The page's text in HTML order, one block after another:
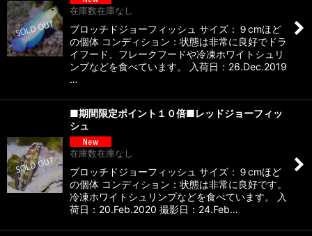
在庫数在庫なし
ブロッチドジョーフィッシュ サイズ：９cmほど
の個体 コンディション：状態は非常に良好でドラ
イフード、フレークフードや冷凍ホワイトシュリ
ンプなどを食べています。 入荷日：26.Dec.2019
…
■期間限定ポイント１０倍■レッドジョーフィッ
シュ
在庫数在庫なし
ブロッチドジョーフィッシュ サイズ：９cmほど
の個体 コンディション：状態は非常に良好です。
冷凍ホワイトシュリンプなどを食べています。 入
荷日：20.Feb.2020 撮影日：24.Feb…